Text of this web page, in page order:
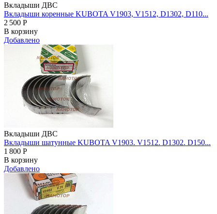
Вкладыши ДВС
Вкладыши коренные KUBOTA V1903, V1512, D1302, D110...
2 500 Р
В корзину
Добавлено
Вкладыши ДВС
Вкладыши шатунные KUBOTA V1903. V1512. D1302. D150...
1 800 Р
В корзину
Добавлено